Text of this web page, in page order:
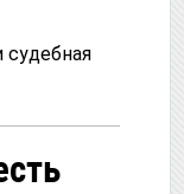
судебная